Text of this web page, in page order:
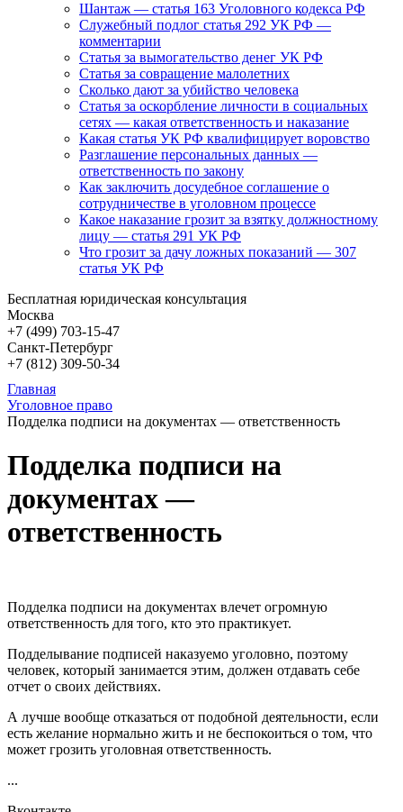
Шантаж — статья 163 Уголовного кодекса РФ
Служебный подлог статья 292 УК РФ —
комментарии
Статья за вымогательство денег УК РФ
Статья за совращение малолетних
Сколько дают за убийство человека
Статья за оскорбление личности в социальных
сетях — какая ответственность и наказание
Какая статья УК РФ квалифицирует воровство
Разглашение персональных данных —
ответственность по закону
Как заключить досудебное соглашение о
сотрудничестве в уголовном процессе
Какое наказание грозит за взятку должностному
лицу — статья 291 УК РФ
Что грозит за дачу ложных показаний — 307
статья УК РФ
Бесплатная юридическая консультация
Москва
+7 (499) 703-15-47
Санкт-Петербург
+7 (812) 309-50-34
Главная
Уголовное право
Подделка подписи на документах — ответственность
Подделка подписи на
документах —
ответственность
Подделка подписи на документах влечет огромную
ответственность для того, кто это практикует.
Подделывание подписей наказуемо уголовно, поэтому
человек, который занимается этим, должен отдавать себе
отчет о своих действиях.
А лучше вообще отказаться от подобной деятельности, если
есть желание нормально жить и не беспокоиться о том, что
может грозить уголовная ответственность.
...